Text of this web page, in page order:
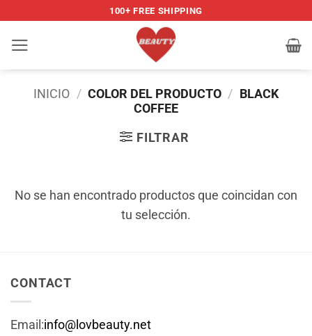
contenido
100+ FREE SHIPPING
INICIO / COLOR DEL PRODUCTO /
BLACK
COFFEE
FILTRAR
No se han encontrado productos que coincidan con
tu selección.
CONTACT
Email:info@lovbeauty.net